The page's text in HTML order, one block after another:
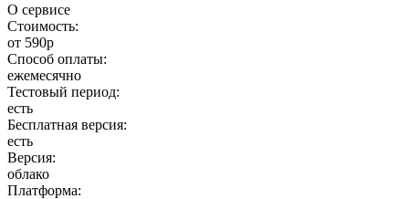
О сервисе
Стоимость:
от 590р
Способ оплаты:
ежемесячно
Тестовый период:
есть
Бесплатная версия:
есть
Версия:
облако
Платформа: